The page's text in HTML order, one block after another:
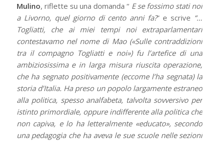
Mulino, riflette su una domanda “ E se fossimo stati noi
a Livorno, quel giorno di cento anni fa?” e scrive “…
Togliatti, che ai miei tempi noi extraparlamentari
contestavamo nel nome di Mao («Sulle contraddizioni
tra il compagno Togliatti e noi») fu l’artefice di una
ambiziosissima e in larga misura riuscita operazione,
che ha segnato positivamente (eccome l’ha segnata) la
storia d’Italia. Ha preso un popolo largamente estraneo
alla politica, spesso analfabeta, talvolta sovversivo per
istinto primordiale, oppure indifferente alla politica che
non capiva, e lo ha letteralmente «educato», secondo
una pedagogia che ha aveva le sue scuole nelle sezioni